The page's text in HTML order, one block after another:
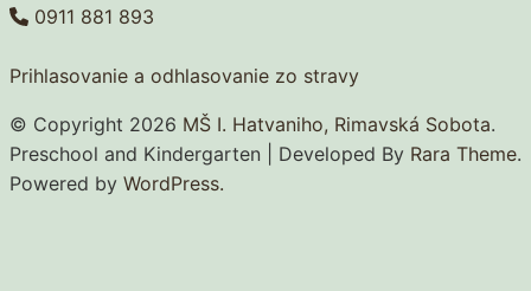
0911 881 893
Prihlasovanie a odhlasovanie zo stravy
© Copyright 2026 MŠ I. Hatvaniho, Rimavská Sobota.
Preschool and Kindergarten | Developed By Rara Theme.
Powered by WordPress.